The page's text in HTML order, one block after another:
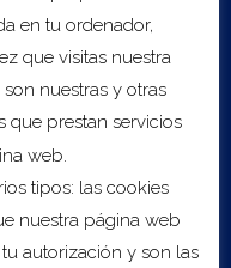
file
en tu ordenador,
que visitas nuestra
nuestras y otras
que prestan servicios
web.
tipos: las cookies
nuestra página web
autorización y son las